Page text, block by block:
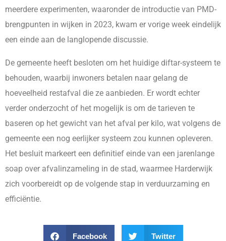
meerdere experimenten, waaronder de introductie van PMD-
brengpunten in wijken in 2023, kwam er vorige week eindelijk
een einde aan de langlopende discussie.
De gemeente heeft besloten om het huidige diftar-systeem te
behouden, waarbij inwoners betalen naar gelang de
hoeveelheid restafval die ze aanbieden. Er wordt echter
verder onderzocht of het mogelijk is om de tarieven te
baseren op het gewicht van het afval per kilo, wat volgens de
gemeente een nog eerlijker systeem zou kunnen opleveren.
Het besluit markeert een definitief einde van een jarenlange
soap over afvalinzameling in de stad, waarmee Harderwijk
zich voorbereidt op de volgende stap in verduurzaming en
efficiëntie.
Facebook Twitter